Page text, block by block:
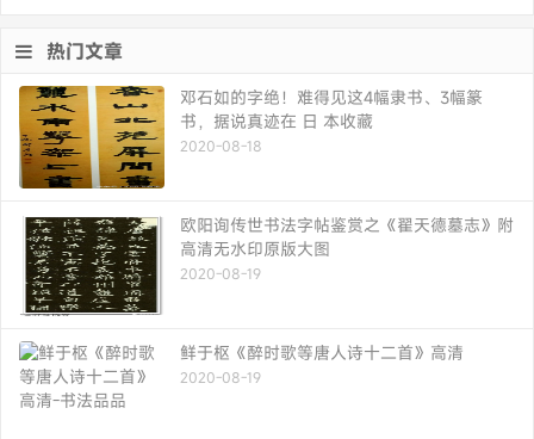
热门文章
邓石如的字绝！难得见这4幅隶书、3幅篆
书，据说真迹在 日 本收藏
2020-08-18
欧阳询传世书法字帖鉴赏之《翟天德墓志》附
高清无水印原版大图
2020-08-19
鲜于枢《醉时歌等唐人诗十二首》高清
2020-08-19